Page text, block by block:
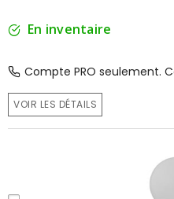
En inventaire
Compte PRO seulement.
VOIR LES DÉTAILS